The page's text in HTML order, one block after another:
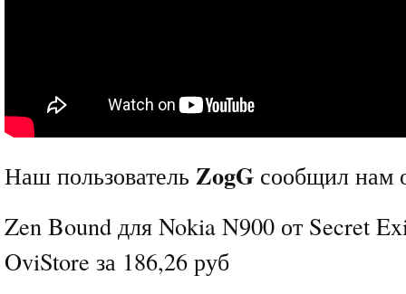
Наш пользователь ZogG сообщил нам
Zen Bound для Nokia N900 от Secret
OviStore за 186,26 руб